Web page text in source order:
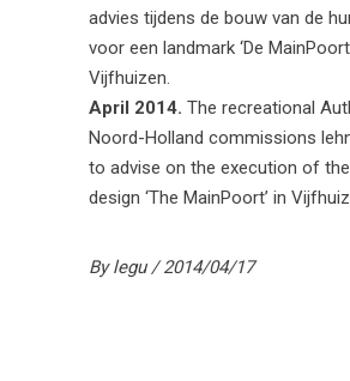
advies tijdens de bouw van de
voor een landmark ‘De
Vijfhuizen.
April 2014. The recreational
Noord-Holland commissions
to advise on the execution of
design ‘The MainPoort’ in
Bylegu 2014/04/17